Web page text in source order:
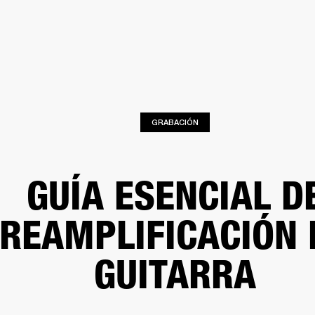
GRABACIÓN
GUÍA ESENCIAL
REAMPLIFICACIÓN
GUITARRA